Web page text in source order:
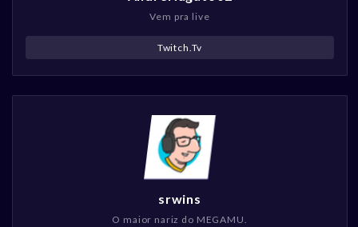
Vem pra live
Twitch.Tv
srwins
O maior nariz do MEGAMU.